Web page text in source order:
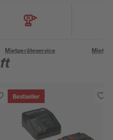
Mietgeräteservice
Bestseller